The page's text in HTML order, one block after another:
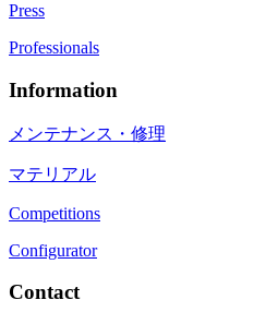
Press
Professionals
Information
メンテナンス・修理
マテリアル
Competitions
Configurator
Contact